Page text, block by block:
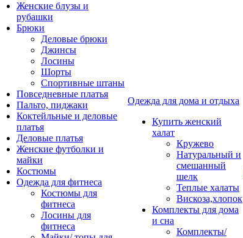
Женские блузы и
рубашки
Брюки
Деловые брюки
Джинсы
Лосины
Шорты
Спортивные штаны
Повседневные платья
Пальто, пиджаки
Коктейльные и деловые
платья
Деловые платья
Женские футболки и
майки
Костюмы
Одежда для фитнеса
Костюмы для
фитнеса
Лосины для
фитнеса
Одежда для дома и отдыха
Купить женский
халат
Кружево
Натуральный и
смешанный
шелк
Теплые халаты
Вискоза,хлопок
Комплекты для дома
и сна
Комплекты/